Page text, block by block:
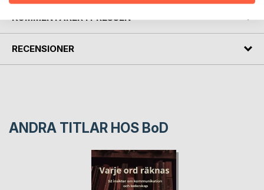
KOMMENTARER I PRESSEN
RECENSIONER
ANDRA TITLAR HOS BoD